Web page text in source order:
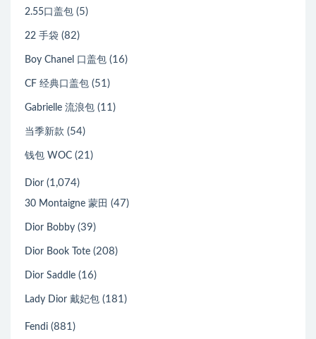
2.55口盖包 (5)
22 手袋 (82)
Boy Chanel 口盖包 (16)
CF 经典口盖包 (51)
Gabrielle 流浪包 (11)
当季新款 (54)
钱包 WOC (21)
Dior (1,074)
30 Montaigne 蒙田 (47)
Dior Bobby (39)
Dior Book Tote (208)
Dior Saddle (16)
Lady Dior 戴妃包 (181)
Fendi (881)